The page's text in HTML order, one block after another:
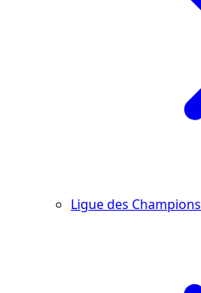
Ligue des Champions